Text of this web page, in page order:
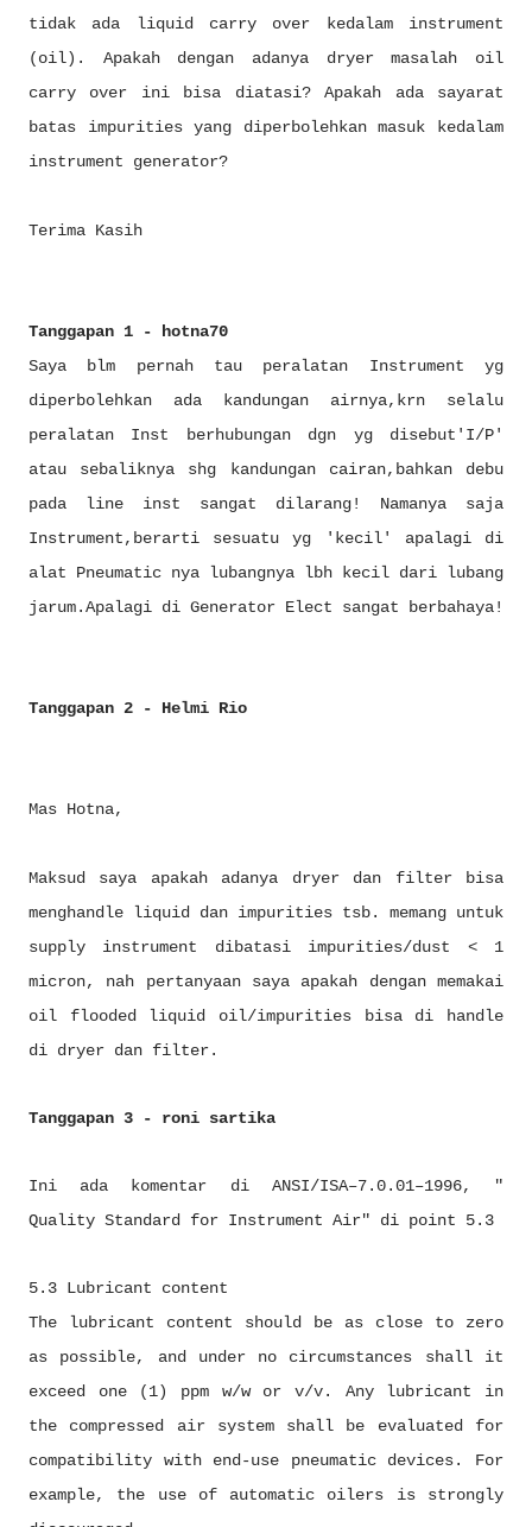
tidak ada liquid carry over kedalam instrument
(oil). Apakah dengan adanya dryer masalah oil
carry over ini bisa diatasi? Apakah ada sayarat
batas impurities yang diperbolehkan masuk kedalam
instrument generator?
Terima Kasih
Tanggapan 1 - hotna70
Saya blm pernah tau peralatan Instrument yg
diperbolehkan ada kandungan airnya,krn selalu
peralatan Inst berhubungan dgn yg disebut'I/P'
atau sebaliknya shg kandungan cairan,bahkan debu
pada line inst sangat dilarang! Namanya saja
Instrument,berarti sesuatu yg 'kecil' apalagi di
alat Pneumatic nya lubangnya lbh kecil dari lubang
jarum.Apalagi di Generator Elect sangat berbahaya!
Tanggapan 2 - Helmi Rio
Mas Hotna,
Maksud saya apakah adanya dryer dan filter bisa
menghandle liquid dan impurities tsb. memang untuk
supply instrument dibatasi impurities/dust < 1
micron, nah pertanyaan saya apakah dengan memakai
oil flooded liquid oil/impurities bisa di handle
di dryer dan filter.
Tanggapan 3 - roni sartika
Ini ada komentar di ANSI/ISA–7.0.01–1996, "
Quality Standard for Instrument Air" di point 5.3
5.3 Lubricant content
The lubricant content should be as close to zero
as possible, and under no circumstances shall it
exceed one (1) ppm w/w or v/v. Any lubricant in
the compressed air system shall be evaluated for
compatibility with end-use pneumatic devices. For
example, the use of automatic oilers is strongly